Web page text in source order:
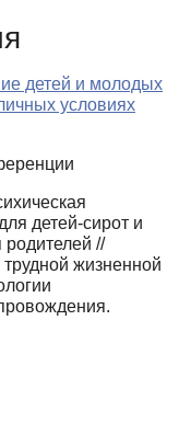
детей и молодых
условиях
детей-сирот и
родителей //
жизненной